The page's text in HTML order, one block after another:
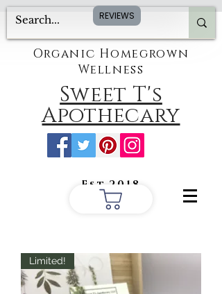
Organic Homegrown
Wellness
Sweet T's
Apothecary
Est.2018
Limited!
REVIEWS